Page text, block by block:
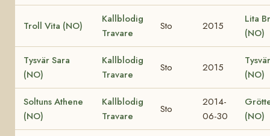
Troll Vita (NO)
Kallblodig
Travare
Sto 2015
Lita
(NO)
Tysvär Sara
(NO)
Kallblodig
Travare
Sto 2015
(NO)
Soltuns Athene
(NO)
Kallblodig
Travare
Sto
2014-
06-30
(NO)